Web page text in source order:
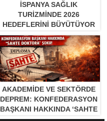
İSPANYA SAĞLIK
TURIZMINDE 2026
HEDEFLERINI BÜYÜTÜYOR
AKADEMİDE VE SEKTÖRDE
DEPREM: KONFEDERASYON
BAŞKANI HAKKINDA ‘SAHTE
DOKTORA’ ŞOKU!